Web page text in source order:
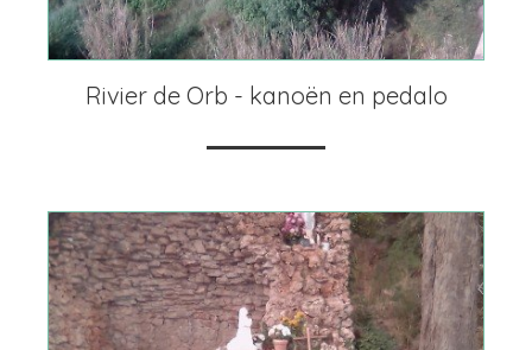
Rivier de Orb - kanoën en pedalo